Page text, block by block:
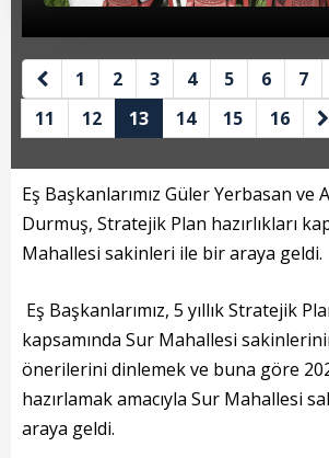
Tahsilat Bilgileri
Online Ödeme
Sicil Kodu ile Tahsilat
Şikayet Bildirim Formu
Şikayet Takip Formu
Başkan
Başkanın Özgeçmişi
Başkanın Mesajı
1 2 3 4 5 6 7
11
12 13 14 15 16
Eş Başkanlarımız Güler Yerbasan ve
Durmuş, Stratejik Plan hazırlıkları
Mahallesi sakinleri ile bir araya geldi.
Eş Başkanlarımız, 5 yıllık Stratejik
kapsamında Sur Mahallesi
önerilerini dinlemek ve buna göre
hazırlamak amacıyla Sur Mahallesi
araya geldi.